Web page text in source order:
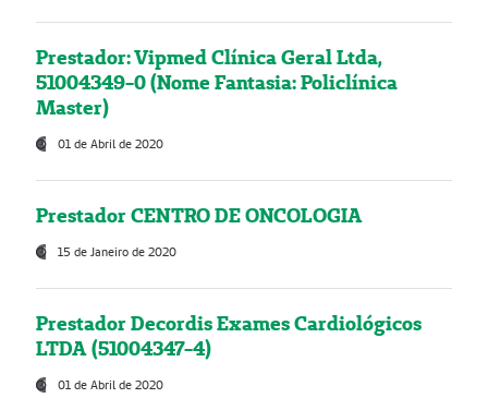
Prestador: Vipmed Clínica Geral Ltda,
51004349-0 (Nome Fantasia: Policlínica
Master)
01 de Abril de 2020
Prestador CENTRO DE ONCOLOGIA
15 de Janeiro de 2020
Prestador Decordis Exames Cardiológicos
LTDA (51004347-4)
01 de Abril de 2020